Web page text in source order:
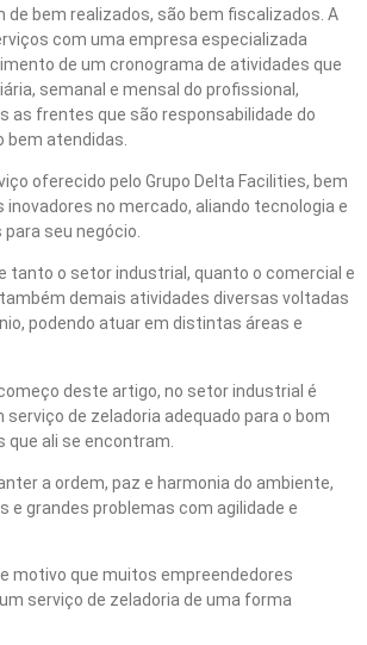
de bem realizados, são bem fiscalizados. A
com uma empresa especializada
de um cronograma de atividades que
semanal e mensal do profissional,
as frentes que são responsabilidade do
atendidas.
oferecido pelo Grupo Delta Facilities, bem
no mercado, aliando tecnologia e
seu negócio.
tanto o setor industrial, quanto o comercial e
demais atividades diversas voltadas
podendo atuar em distintas áreas e
deste artigo, no setor industrial é
de zeladoria adequado para o bom
ali se encontram.
a ordem, paz e harmonia do ambiente,
e grandes problemas com agilidade e
motivo que muitos empreendedores
serviço de zeladoria de uma forma